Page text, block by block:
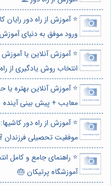
⭐️ آموزش از راه دور رایان
ورود موفق به دنیای
⭐️ آموزش آنلاین یا
انتخاب روش یادگیری از
⭐️ آموزش آنلاین بهتره
معایب + پیش بینی آینده
⭐️ آموزش از راه دور
موفقیت تحصیلی فرزندان
⭐️ راهنمای جامع و کامل
آموزشگاه پرتیکان 🎂